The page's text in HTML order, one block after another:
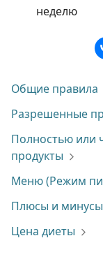
неделю
Общие правила
Разрешенные
Полностью или
продукты
Меню (Режим
Плюсы и минусы
Цена диеты